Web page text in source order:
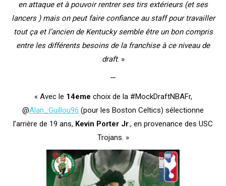
en attaque et à pouvoir rentrer ses tirs extérieurs (et ses
lancers ) mais on peut faire confiance au staff pour travailler
tout ça et l’ancien de Kentucky semble être un bon compris
entre les différents besoins de la franchise à ce niveau de
draft. »
—
« Avec le 14eme choix de la #MockDraftNBAFr,
@Alan_Guillou96 (pour les Boston Celtics) sélectionne
l’arrière de 19 ans, Kevin Porter Jr., en provenance des USC
Trojans. »